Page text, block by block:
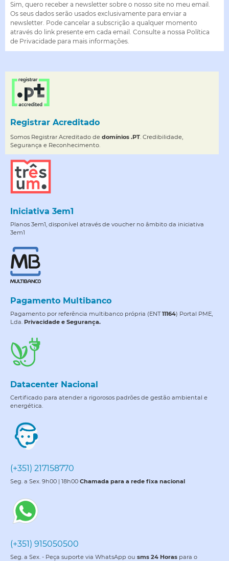
Sim, quero receber a newsletter sobre o nosso site no meu email.
Os seus dados serão usados exclusivamente para enviar a
newsletter. Pode cancelar a subscrição a qualquer momento
através do link presente em cada email. Consulte a nossa Política
de Privacidade para mais informações.
Registrar Acreditado
Somos Registrar Acreditado de domínios .PT. Credibilidade,
Segurança e Reconhecimento.
Iniciativa 3em1
Planos 3em1, disponível através de voucher no âmbito da iniciativa
3em1
Pagamento Multibanco
Pagamento por referência multibanco própria (ENT11164) Portal PME,
Lda. Privacidade e Segurança.
Datacenter Nacional
Certificado para atender a rigorosos padrões de gestão ambiental e
energética.
(+351) 217158770
Seg. a Sex. 9h00 | 18h00 Chamada para a rede fixa nacional
(+351) 915050500
Seg. a Sex. - Peça suporte via WhatsApp ou sms 24 Horas para o